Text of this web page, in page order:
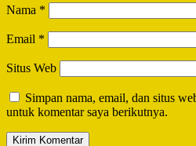
Nama *
Email *
Situs Web
Simpan nama, email, dan situs
untuk komentar saya berikutnya.